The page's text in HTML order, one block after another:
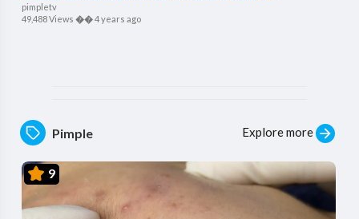
pimpletv
49,488 Views ��4 years ago
Pimple Explore more
9